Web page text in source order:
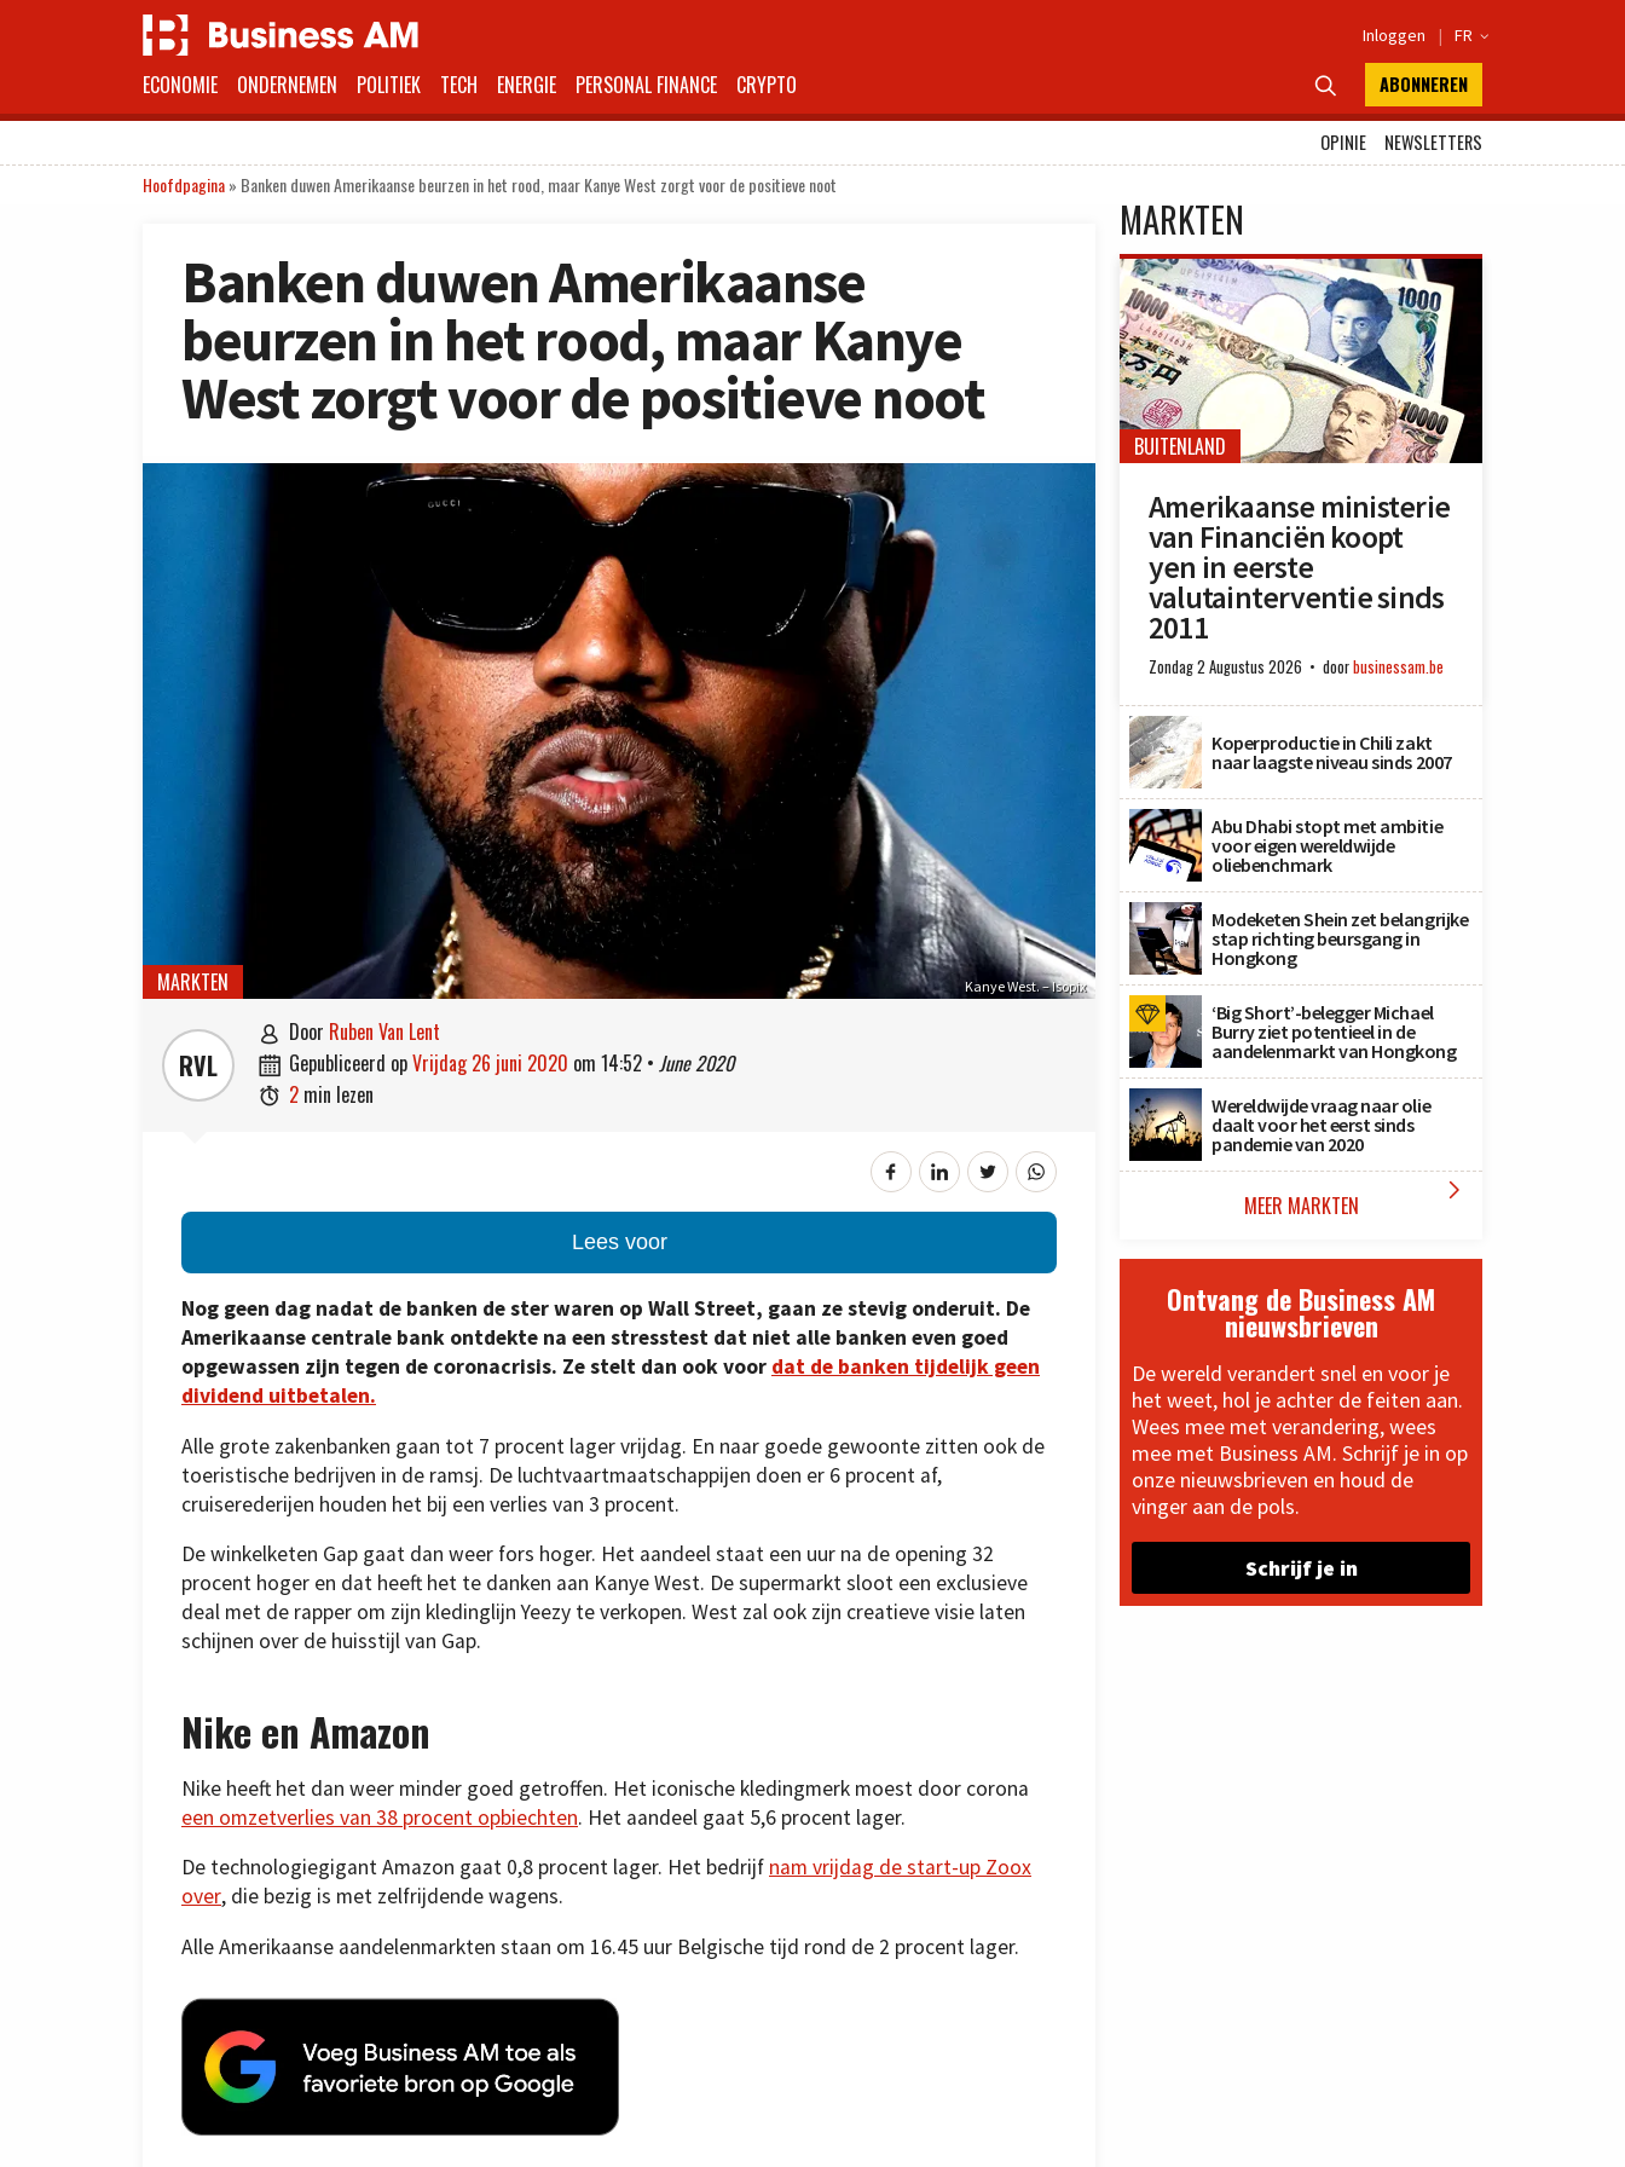
Inloggen | FR 
ECONOMIE ONDERNEMEN POLITIEK TECH ENERGIE PERSONAL FINANCE CRYPTO  ABONNEREN
OPINIE
NEWSLETTERS
Hoofdpagina» Banken duwen Amerikaanse beurzen in het rood, maar Kanye West zorgt voor de positieve noot
Banken duwen Amerikaanse
beurzen in het rood, maar Kanye
West zorgt voor de positieve noot
Kanye West. – Isopix
MARKTEN
RVL
 door Ruben Van Lent
 gepubliceerd op vrijdag 26 juni 2020 om 14:52 • June 2020
 2 min lezen
Lees voor
Nog geen dag nadat de banken de ster waren op Wall Street, gaan ze stevig onderuit. De
Amerikaanse centrale bank ontdekte na een stresstest dat niet alle banken even goed
opgewassen zijn tegen de coronacrisis. Ze stelt dan ook voor dat de banken tijdelijk geen
dividend uitbetalen.
Alle grote zakenbanken gaan tot 7 procent lager vrijdag. En naar goede gewoonte zitten ook de
toeristische bedrijven in de ramsj. De luchtvaartmaatschappijen doen er 6 procent af,
cruiserederijen houden het bij een verlies van 3 procent.
De winkelketen Gap gaat dan weer fors hoger. Het aandeel staat een uur na de opening 32
procent hoger en dat heeft het te danken aan Kanye West. De supermarkt sloot een exclusieve
deal met de rapper om zijn kledinglijn Yeezy te verkopen. West zal ook zijn creatieve visie laten
schijnen over de huisstijl van Gap.
Nike en Amazon
Nike heeft het dan weer minder goed getroffen. Het iconische kledingmerk moest door corona
een omzetverlies van 38 procent opbiechten. Het aandeel gaat 5,6 procent lager.
De technologiegigant Amazon gaat 0,8 procent lager. Het bedrijf nam vrijdag de start-up Zoox
over, die bezig is met zelfrijdende wagens.
Alle Amerikaanse aandelenmarkten staan om 16.45 uur Belgische tijd rond de 2 procent lager.
MARKTEN
BUITENLAND
Amerikaanse ministerie
van Financiën koopt
yen in eerste
valutainterventie sinds
2011
Zondag 2 Augustus 2026 doorbusinessam.be
Koperproductie in Chili zakt
naar laagste niveau sinds 2007
Abu Dhabi stopt met ambitie
voor eigen wereldwijde
oliebenchmark
Modeketen Shein zet belangrijke
stap richting beursgang in
Hongkong
‘Big Short’-belegger Michael
Burry ziet potentieel in de
aandelenmarkt van Hongkong
Wereldwijde vraag naar olie
daalt voor het eerst sinds
pandemie van 2020
MEER MARKTEN 
Ontvang de Business AM
nieuwsbrieven
De wereld verandert snel en voor je
het weet, hol je achter de feiten aan.
Wees mee met verandering, wees
mee met Business AM. Schrijf je in op
onze nieuwsbrieven en houd de
vinger aan de pols.
Schrijf je in